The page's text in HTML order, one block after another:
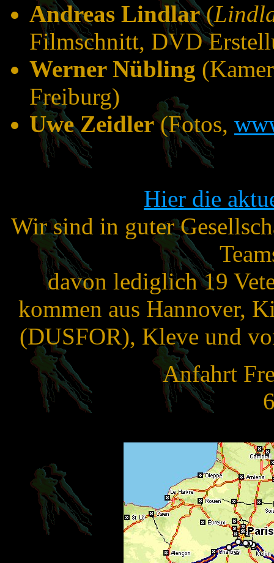
Andreas Lindlar(
Filmschnitt, DVD
Werner Nübling
Freiburg)
Uwe Zeidler(Fotos,
Hier die
Wir sind in guter
davon lediglich 19
kommen aus Hannover,
(DUSFOR), Kleve und
Anfahrt